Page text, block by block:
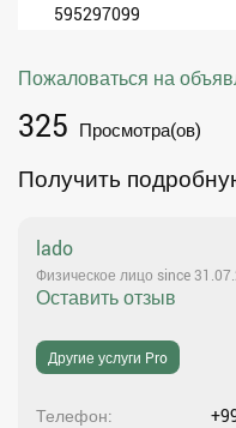
595297099
Пожаловаться на
325 Просмотра(ов)
Получить
lado
Физическое лицо since
Оставить отзыв
Другие услуги Pro
Телефон